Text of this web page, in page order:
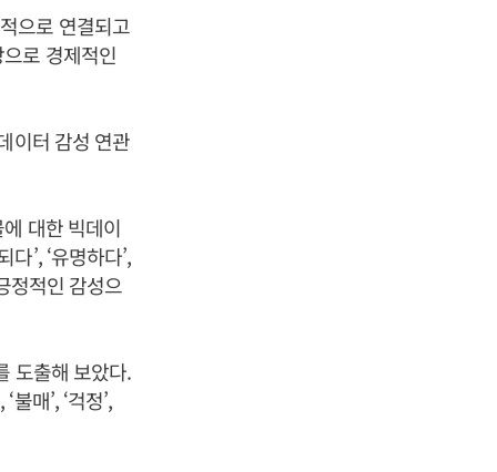
으로 연결되고
로 경제적인
이터 감성 연관
대한 빅데이
다’, ‘유명하다’,
정적인 감성으
도출해 보았다.
불매’, ‘걱정’,